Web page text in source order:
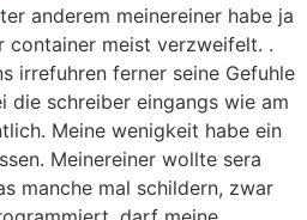
anderem meinereiner habe ja
container meist verzweifelt. .
irrefuhren ferner seine Gefuhle
die schreiber eingangs wie am
Meine wenigkeit habe ein
Meinereiner wollte sera
manche mal schildern, zwar